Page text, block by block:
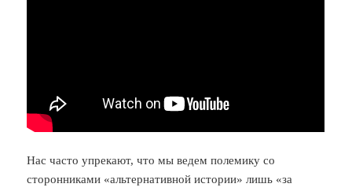
Нас часто упрекают, что мы ведем полемику со
сторонниками «альтернативной истории» лишь «за